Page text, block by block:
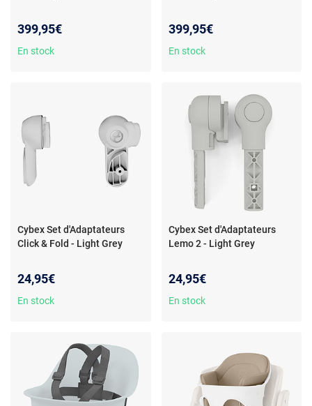
399,95€
En stock
399,95€
En stock
Cybex Set d'Adaptateurs
Click & Fold - Light Grey
24,95€
En stock
Cybex Set d'Adaptateurs
Lemo 2 - Light Grey
24,95€
En stock